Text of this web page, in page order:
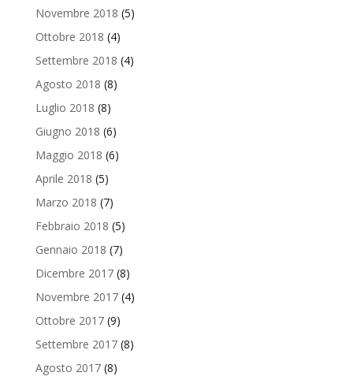
Novembre 2018 (5)
Ottobre 2018 (4)
Settembre 2018 (4)
Agosto 2018 (8)
Luglio 2018 (8)
Giugno 2018 (6)
Maggio 2018 (6)
Aprile 2018 (5)
Marzo 2018 (7)
Febbraio 2018 (5)
Gennaio 2018 (7)
Dicembre 2017(8)
Novembre 2017(4)
Ottobre 2017(9)
Settembre 2017(8)
Agosto 2017(8)